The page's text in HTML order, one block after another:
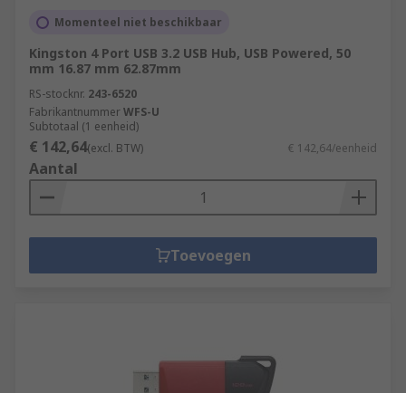
Momenteel niet beschikbaar
Kingston 4 Port USB 3.2 USB Hub, USB Powered, 50
mm 16.87 mm 62.87mm
RS-stocknr. 243-6520
FabrikantnummerWFS-U
Subtotaal (1 eenheid)
€ 142,64(excl. BTW) € 142,64/eenheid
Aantal
Toevoegen